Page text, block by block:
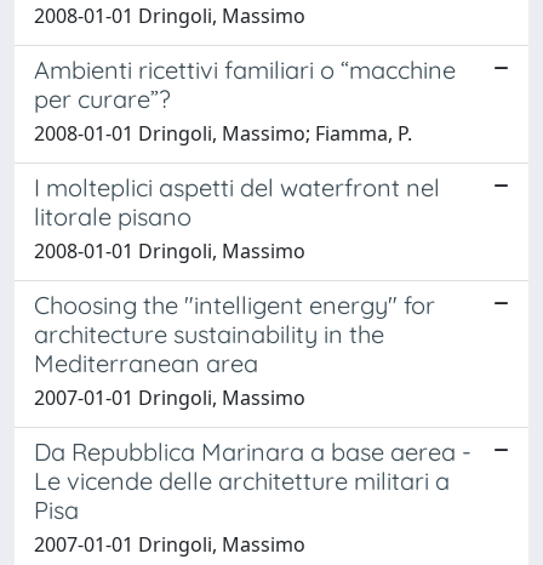
2008-01-01 Dringoli, Massimo
Ambienti ricettivi familiari o “macchine
per curare”?
2008-01-01 Dringoli, Massimo; Fiamma, P.
I molteplici aspetti del waterfront nel
litorale pisano
2008-01-01 Dringoli, Massimo
Choosing the "intelligent energy" for
architecture sustainability in the
Mediterranean area
2007-01-01 Dringoli, Massimo
Da Repubblica Marinara a base aerea -
Le vicende delle architetture militari a
Pisa
2007-01-01 Dringoli, Massimo